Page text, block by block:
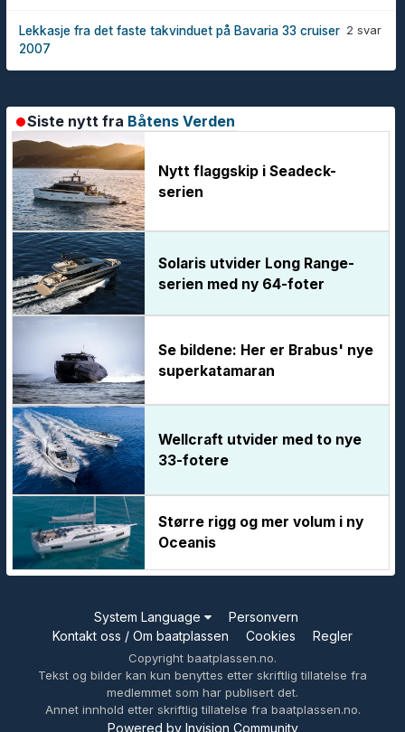
2 svar
Lekkasje fra det faste takvinduet på Bavaria 33 cruiser
2007
Siste nytt fra Båtens Verden
Nytt flaggskip i Seadeck-
serien
Solaris utvider Long Range-
serien med ny 64-foter
Se bildene: Her er Brabus' nye
superkatamaran
Wellcraft utvider med to nye
33-fotere
Større rigg og mer volum i ny
Oceanis
System Language
Personvern
Kontakt oss / Om baatplassen
Cookies Regler
Copyright baatplassen.no.
Tekst og bilder kan kun benyttes etter skriftlig tillatelse fra
medlemmet som har publisert det.
Annet innhold etter skriftlig tillatelse fra baatplassen.no.
Powered by Invision Community